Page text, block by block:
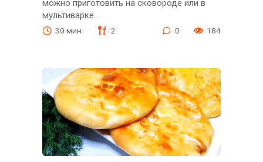
можно приготовить на сковороде или в
мультиварке.
30 мин. 2 0 184